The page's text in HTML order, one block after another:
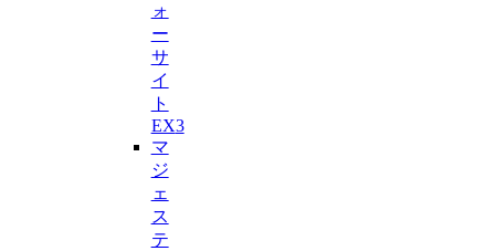
ォ
ー
サ
イ
ト
EX3
マ
ジ
ェ
ス
テ